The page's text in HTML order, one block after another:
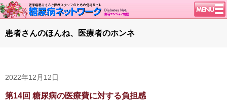
トップページ
談話室BBS
糖尿病のきほん
患者さんのほんね、医療者のホンネ
2022年12月12日
第14回 糖尿病の医療費に対する負担感